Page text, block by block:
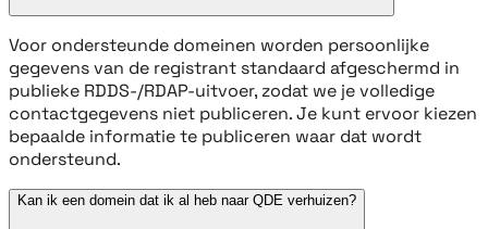
Voor ondersteunde domeinen worden persoonlijke
gegevens van de registrant standaard afgeschermd in
publieke RDDS-/RDAP-uitvoer, zodat we je volledige
contactgegevens niet publiceren. Je kunt ervoor kiezen
bepaalde informatie te publiceren waar dat wordt
ondersteund.
Kan ik een domein dat ik al heb naar QDE verhuizen?